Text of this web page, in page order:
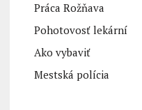
Práca Rožňava
Pohotovosť lekární
Ako vybaviť
Mestská polícia